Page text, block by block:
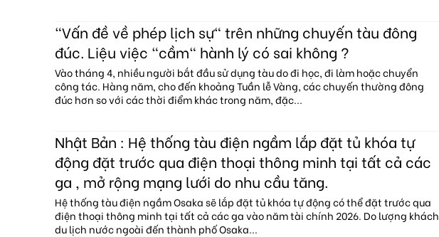
"Vấn đề về phép lịch sự" trên những chuyến tàu đông
đúc. Liệu việc "cầm" hành lý có sai không ?
Vào tháng 4, nhiều người bắt đầu sử dụng tàu do đi học, đi làm hoặc chuyển
công tác. Hàng năm, cho đến khoảng Tuần lễ Vàng, các chuyến thường đông
đúc hơn so với các thời điểm khác trong năm, đặc...
Nhật Bản : Hệ thống tàu điện ngầm lắp đặt tủ khóa tự
động đặt trước qua điện thoại thông minh tại tất cả các
ga , mở rộng mạng lưới do nhu cầu tăng.
Hệ thống tàu điện ngầm Osaka sẽ lắp đặt tủ khóa tự động có thể đặt trước qua
điện thoại thông minh tại tất cả các ga vào năm tài chính 2026. Do lượng khách
du lịch nước ngoài đến thành phố Osaka...